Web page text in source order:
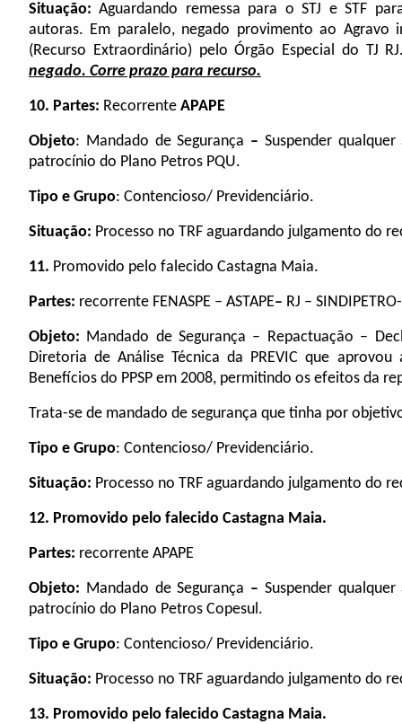
Situação:Aguardando remessa para o STJ e STF
autoras. Em paralelo, negado provimento ao Agravo
(Recurso Extraordinário) pelo Órgão Especial do TJ
negado. Corre prazo para recurso.
10. Partes: Recorrente APAPE
Objeto: Mandado de Segurança – Suspender
patrocínio do Plano Petros PQU.
Tipo e Grupo: Contencioso/ Previdenciário.
Situação: Processo no TRF aguardando julgamento do
11. Promovido pelo falecido Castagna Maia.
Partes: recorrente FENASPE – ASTAPE– RJ –
Objeto: Mandado de Segurança – Repactuação –
Diretoria de Análise Técnica da PREVIC que
Benefícios do PPSP em 2008, permitindo os efeitos da
Trata-se de mandado de segurança que tinha por
Tipo e Grupo: Contencioso/ Previdenciário.
Situação: Processo no TRF aguardando julgamento do
12. Promovido pelo falecido Castagna Maia.
Partes: recorrente APAPE
Objeto: Mandado de Segurança – Suspender
patrocínio do Plano Petros Copesul.
Tipo e Grupo: Contencioso/ Previdenciário.
Situação: Processo no TRF aguardando julgamento do
13. Promovido pelo falecido Castagna Maia.